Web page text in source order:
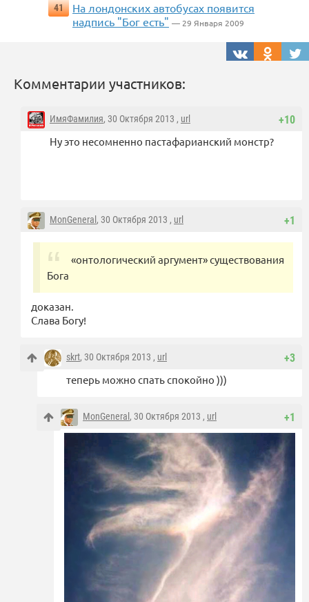
41
На лондонских автобусах появится
надпись "Бог есть" — 29 Января 2009
Комментарии участников:
+10
ИмяФамилия, 30 Октября 2013 , url
Ну это несомненно пастафарианский монстр?
+1
MonGeneral , 30 Октября 2013 , url
«онтологический аргумент» существования
Бога
доказан.
Слава Богу!
+3
skrt, 30 Октября 2013 , url
теперь можно спать спокойно )))
+1
MonGeneral , 30 Октября 2013 , url